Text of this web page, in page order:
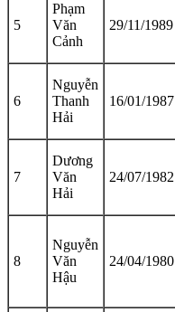
5
Phạm
Văn
Cảnh
29/11/1989
6
Nguyễn
Thanh
Hải
16/01/1987
7
Dương
Văn
Hải
24/07/1982
8
Nguyễn
Văn
Hậu
24/04/1980